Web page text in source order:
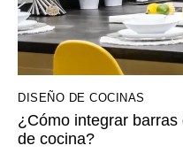
DISEÑO DE COCINAS
¿Cómo integrar
de cocina?